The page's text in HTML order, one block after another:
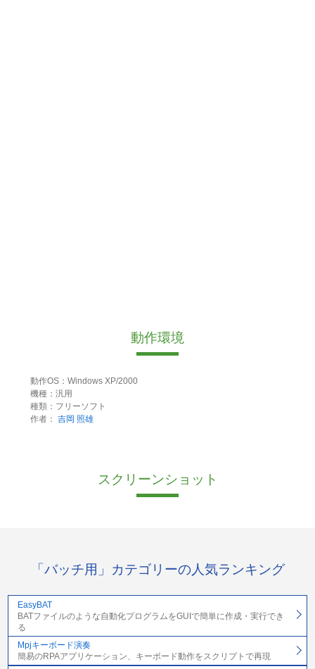
動作環境
動作OS：Windows XP/2000
機種：汎用
種類：フリーソフト
作者： 吉岡 照雄
スクリーンショット
「バッチ用」カテゴリーの人気ランキング
EasyBAT
BATファイルのような自動化プログラムをGUIで簡単に作成・実行でき
る
Mpjキーボード演奏
簡易のRPAアプリケーション、キーボード動作をスクリプトで再現